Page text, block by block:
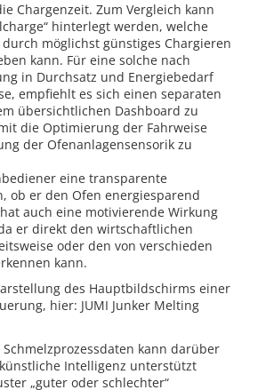
Chargenzeit. Zum Vergleich kann
hinterlegt werden, welche
möglichst günstiges Chargieren
kann. Für eine solche nach
in Durchsatz und Energiebedarf
empfiehlt es sich einen separaten
übersichtlichen Dashboard zu
die Optimierung der Fahrweise
der Ofenanlagensensorik zu
eine transparente
ob er den Ofen energiesparend
auch eine motivierende Wirkung
er direkt den wirtschaftlichen
oder den von verschieden
kann.
des Hauptbildschirms einer
hier: JUMI Junker Melting
Schmelzprozessdaten kann darüber
Intelligenz unterstützt
„guter oder schlechter“